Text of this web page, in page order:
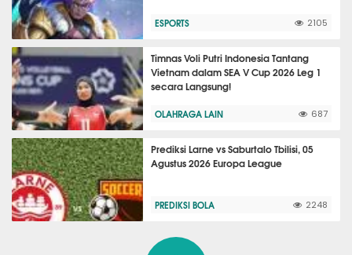
ESPORTS 2105
Timnas Voli Putri Indonesia Tantang
Vietnam dalam SEA V Cup 2026 Leg 1
secara Langsung!
OLAHRAGA LAIN 687
Prediksi Larne vs Saburtalo Tbilisi, 05
Agustus 2026 Europa League
PREDIKSI BOLA 2248